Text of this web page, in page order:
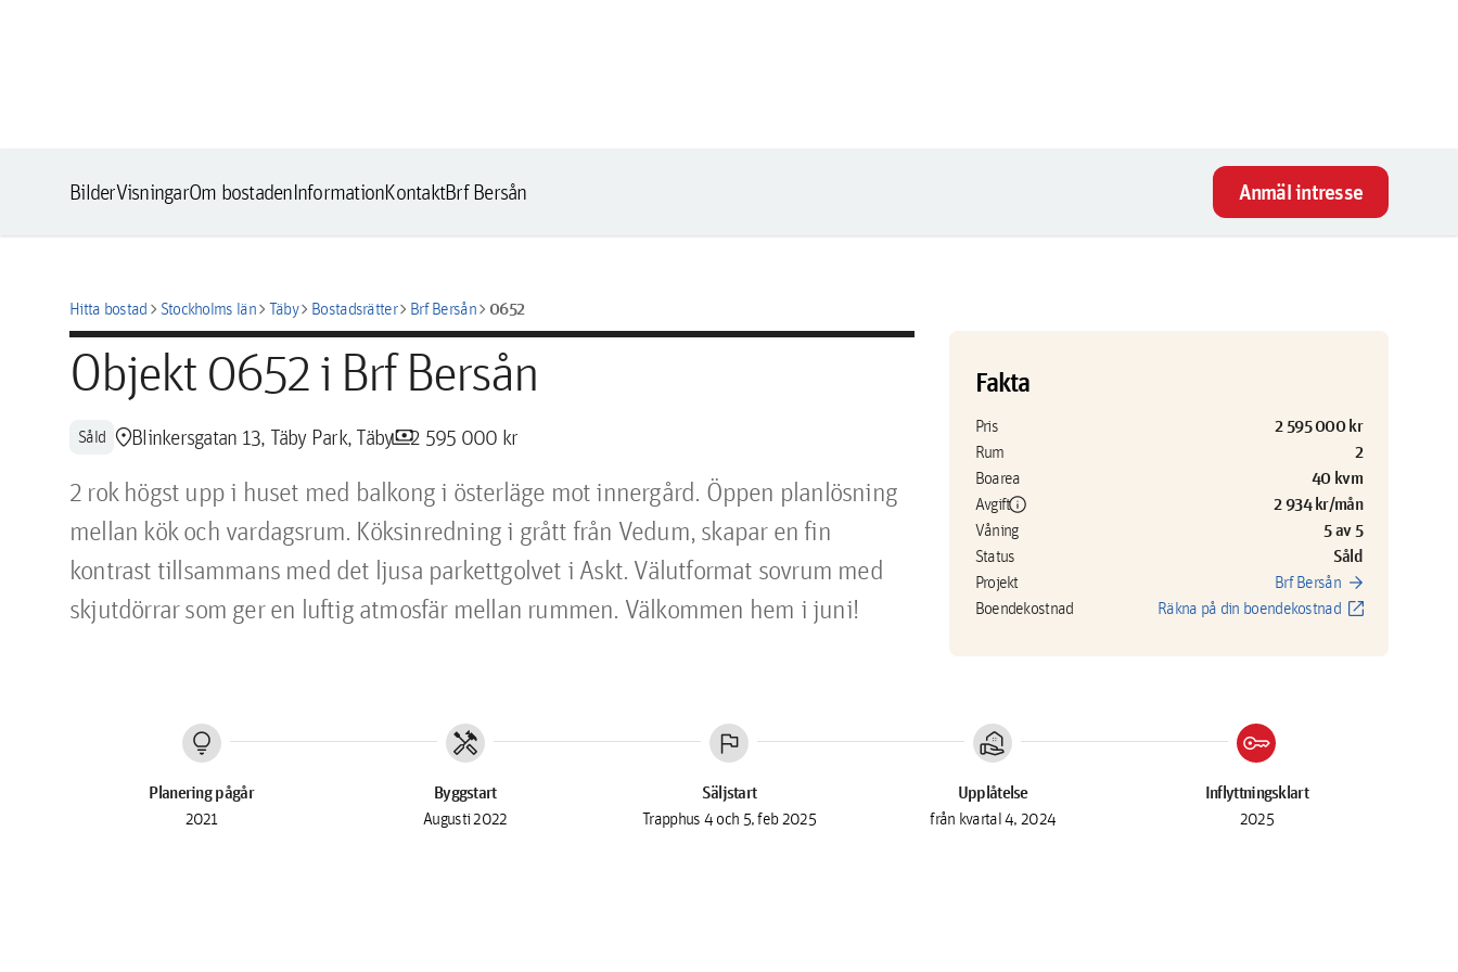
BilderVisningarOm bostadenInformationKontaktBrf Bersån Anmäl intresse
Hitta bostadchevron_rightStockholms länchevron_rightTäbychevron_rightBostadsrätterchevron_rightBrf Bersånchevron_right0652
Objekt 0652 i Brf Bersån
Såld location_pinBlinkersgatan 13, Täby Park, Täbypayments2 595 000 kr
2 rok högst upp i huset med balkong i österläge mot innergård. Öppen planlösning
mellan kök och vardagsrum. Köksinredning i grått från Vedum, skapar en fin
kontrast tillsammans med det ljusa parkettgolvet i Askt. Välutformat sovrum med
skjutdörrar som ger en luftig atmosfär mellan rummen. Välkommen hem i juni!
Fakta
Pris 2 595 000 kr
Rum 2
Boarea 40 kvm
Avgiftinfo 2 934 kr/mån
Våning 5 av 5
Status Såld
Projekt Brf Bersån arrow_forward
Boendekostnad Räkna på din boendekostnad open_in_new
lightbulb
Planering pågår
2021
handyman
Byggstart
Augusti 2022
flag
Säljstart
Trapphus 4 och 5, feb 2025
real_estate_agent
Upplåtelse
från kvartal 4, 2024
key
Inflyttningsklart
2025